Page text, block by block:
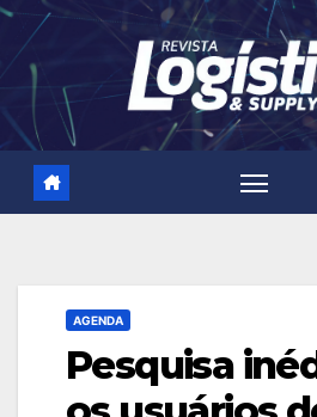
Skip
content
AGENDA
Pesquisa